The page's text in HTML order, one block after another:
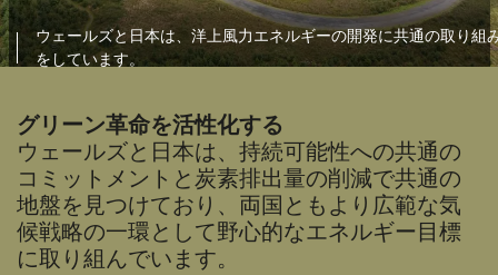
ウェールズと日本は、洋上風力エネルギーの開発に共通の取り組
をしています。
グリーン革命を活性化する
ウェールズと日本は、持続可能性への共通の
コミットメントと炭素排出量の削減で共通の
地盤を見つけており、両国ともより広範な気
候戦略の一環として野心的なエネルギー目標
に取り組んでいます。